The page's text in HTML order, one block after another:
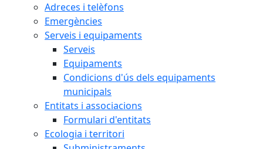
Adreces i telèfons
Emergències
Serveis i equipaments
Serveis
Equipaments
Condicions d'ús dels equipaments
municipals
Entitats i associacions
Formulari d'entitats
Ecologia i territori